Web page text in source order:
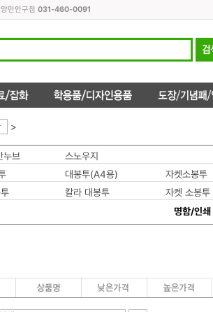
만안구점 031-460-0091
>
누브
스노우지
대봉투(A4용)
자켓소봉투
칼라 대봉투 자켓 소봉투
명함/인쇄